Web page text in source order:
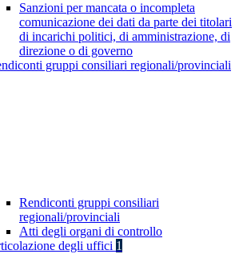
Sanzioni per mancata o incompleta
comunicazione dei dati da parte dei titolari
di incarichi politici, di amministrazione, di
direzione o di governo
gruppi consiliari regionali/provinciali
Rendiconti gruppi consiliari
regionali/provinciali
Atti degli organi di controllo
degli uffici 1